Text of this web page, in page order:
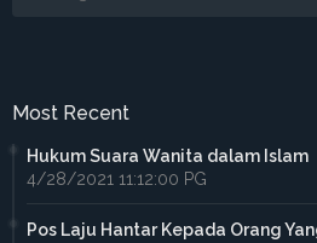
Most Recent
Hukum Suara Wanita dalam Islam
4/28/2021 11:12:00 PG
Pos Laju Hantar Kepada Orang